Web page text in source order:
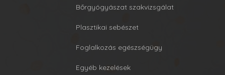
Bőrgyógyászat szakvizsgálat
Plasztikai sebészet
Foglalkozás egészségügy
Egyéb kezelések